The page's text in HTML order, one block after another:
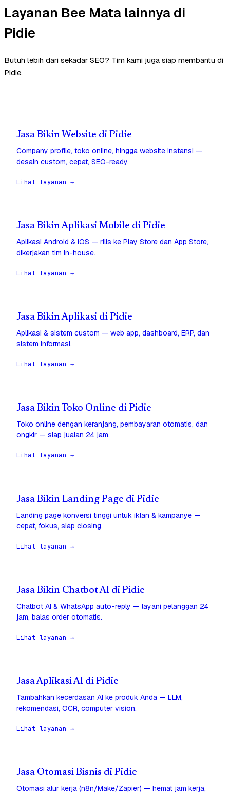
Layanan Bee Mata lainnya di
Pidie
Butuh lebih dari sekadar SEO? Tim kami juga siap membantu di
Pidie.
Jasa Bikin Website di Pidie
Company profile, toko online, hingga website instansi —
desain custom, cepat, SEO-ready.
Lihat layanan →
Jasa Bikin Aplikasi Mobile di Pidie
Aplikasi Android & iOS — rilis ke Play Store dan App Store,
dikerjakan tim in-house.
Lihat layanan →
Jasa Bikin Aplikasi di Pidie
Aplikasi & sistem custom — web app, dashboard, ERP, dan
sistem informasi.
Lihat layanan →
Jasa Bikin Toko Online di Pidie
Toko online dengan keranjang, pembayaran otomatis, dan
ongkir — siap jualan 24 jam.
Lihat layanan →
Jasa Bikin Landing Page di Pidie
Landing page konversi tinggi untuk iklan & kampanye —
cepat, fokus, siap closing.
Lihat layanan →
Jasa Bikin Chatbot AI di Pidie
Chatbot AI & WhatsApp auto-reply — layani pelanggan 24
jam, balas order otomatis.
Lihat layanan →
Jasa Aplikasi AI di Pidie
Tambahkan kecerdasan AI ke produk Anda — LLM,
rekomendasi, OCR, computer vision.
Lihat layanan →
Jasa Otomasi Bisnis di Pidie
Otomasi alur kerja (n8n/Make/Zapier) — hemat jam kerja,